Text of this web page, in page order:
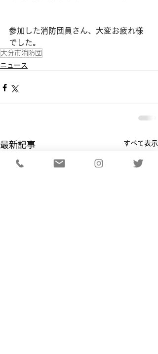
参加した消防団員さん、大変お疲れ様
でした。
大分市消防団
ニュース
最新記事 すべて表示